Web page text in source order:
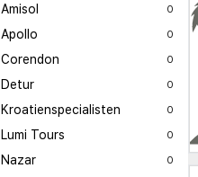
Amisol 0
Apollo 0
Corendon 0
Detur 0
Kroatienspecialisten 0
Lumi Tours 0
Nazar 0